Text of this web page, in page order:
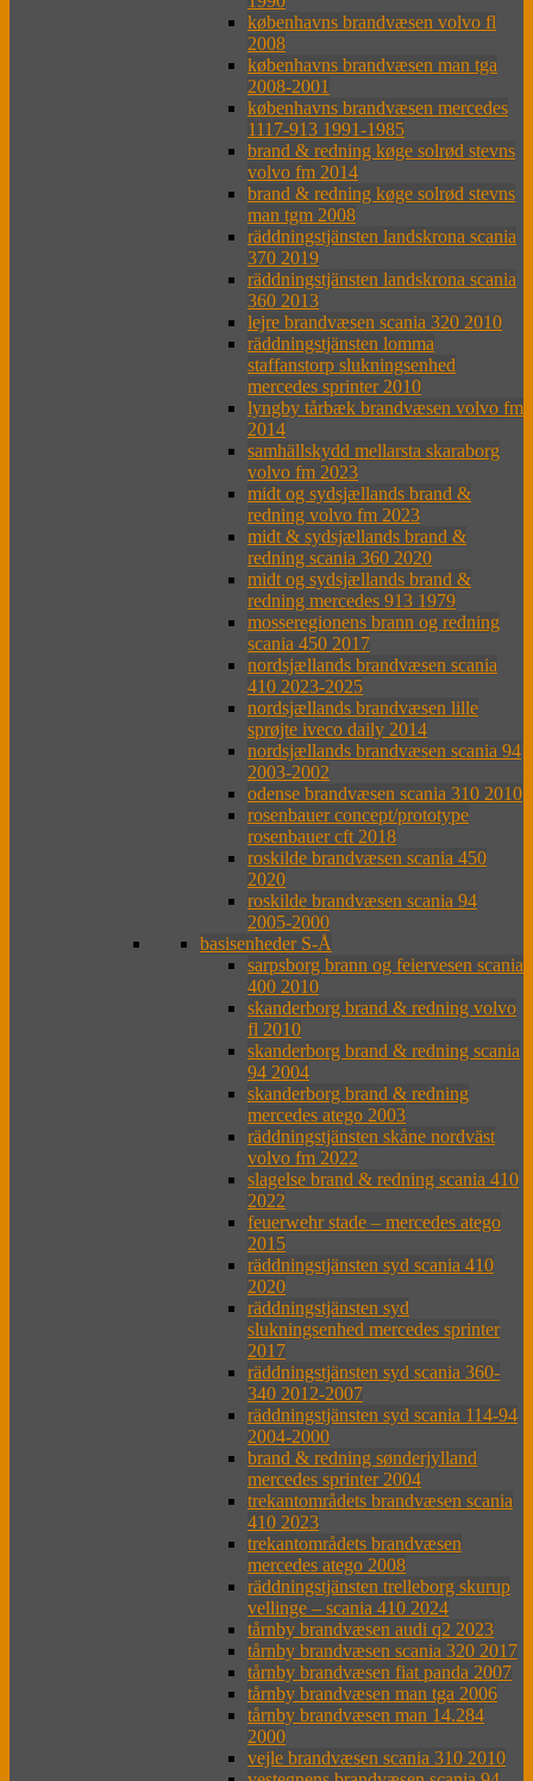
københavns brandvæsen volvo fl
2008
københavns brandvæsen man tga
2008-2001
københavns brandvæsen mercedes
1117-913 1991-1985
brand & redning køge solrød stevns
volvo fm 2014
brand & redning køge solrød stevns
man tgm 2008
räddningstjänsten landskrona scania
370 2019
räddningstjänsten landskrona scania
360 2013
lejre brandvæsen scania 320 2010
räddningstjänsten lomma
staffanstorp slukningsenhed
mercedes sprinter 2010
lyngby tårbæk brandvæsen volvo fm
2014
samhällskydd mellarsta skaraborg
volvo fm 2023
midt og sydsjællands brand &
redning volvo fm 2023
midt & sydsjællands brand &
redning scania 360 2020
midt og sydsjællands brand &
redning mercedes 913 1979
mosseregionens brann og redning
scania 450 2017
nordsjællands brandvæsen scania
410 2023-2025
nordsjællands brandvæsen lille
sprøjte iveco daily 2014
nordsjællands brandvæsen scania 94
2003-2002
odense brandvæsen scania 310 2010
rosenbauer concept/prototype
rosenbauer cft 2018
roskilde brandvæsen scania 450
2020
roskilde brandvæsen scania 94
2005-2000
basisenheder S-Å
sarpsborg brann og feiervesen scania
400 2010
skanderborg brand & redning volvo
fl 2010
skanderborg brand & redning scania
94 2004
skanderborg brand & redning
mercedes atego 2003
räddningstjänsten skåne nordväst
volvo fm 2022
slagelse brand & redning scania 410
2022
feuerwehr stade – mercedes atego
2015
räddningstjänsten syd scania 410
2020
räddningstjänsten syd
slukningsenhed mercedes sprinter
2017
räddningstjänsten syd scania 360-
340 2012-2007
räddningstjänsten syd scania 114-94
2004-2000
brand & redning sønderjylland
mercedes sprinter 2004
trekantområdets brandvæsen scania
410 2023
trekantområdets brandvæsen
mercedes atego 2008
räddningstjänsten trelleborg skurup
vellinge – scania 410 2024
tårnby brandvæsen audi q2 2023
tårnby brandvæsen scania 320 2017
tårnby brandvæsen fiat panda 2007
tårnby brandvæsen man tga 2006
tårnby brandvæsen man 14.284
2000
vejle brandvæsen scania 310 2010